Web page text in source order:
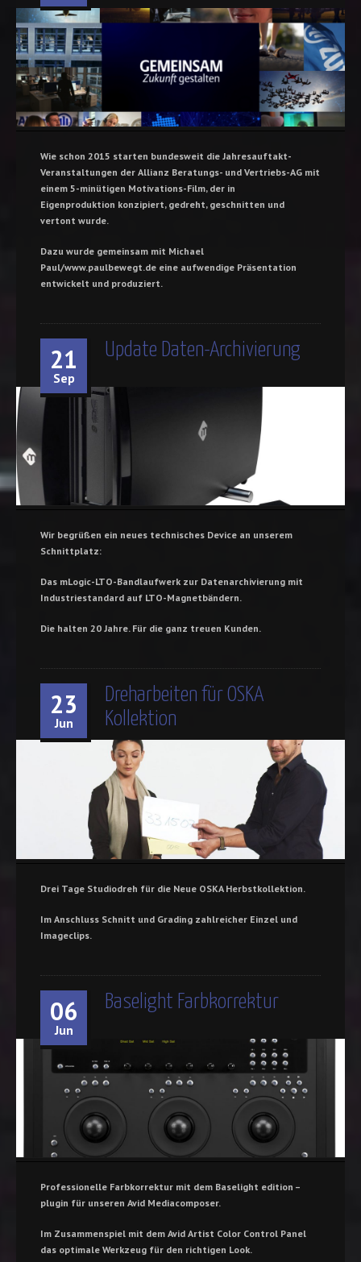
Wie schon 2015 starten bundesweit die Jahresauftakt-
Veranstaltungen der Allianz Beratungs- und Vertriebs-AG mit
einem 5-minütigen Motivations-Film, der in
Eigenproduktion konzipiert, gedreht, geschnitten und
vertont wurde.
Dazu wurde gemeinsam mit Michael
Paul/www.paulbewegt.de eine aufwendige Präsentation
entwickelt und produziert.
21
Sep
Update Daten-Archivierung
Wir begrüßen ein neues technisches Device an unserem
Schnittplatz:
Das mLogic-LTO-Bandlaufwerk zur Datenarchivierung mit
Industriestandard auf LTO-Magnetbändern.
Die halten 20 Jahre. Für die ganz treuen Kunden.
23
Jun
Dreharbeiten für OSKA
Kollektion
Drei Tage Studiodreh für die Neue OSKA Herbstkollektion.
Im Anschluss Schnitt und Grading zahlreicher Einzel und
Imageclips.
06
Jun
Baselight Farbkorrektur
Professionelle Farbkorrektur mit dem Baselight edition –
plugin für unseren Avid Mediacomposer.
Im Zusammenspiel mit dem Avid Artist Color Control Panel
das optimale Werkzeug für den richtigen Look.